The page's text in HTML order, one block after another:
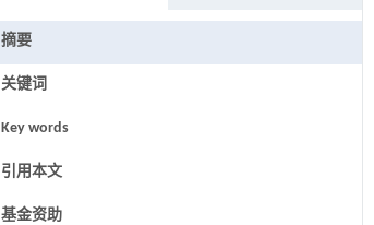
摘要
关键词
Key words
引用本文
基金资助